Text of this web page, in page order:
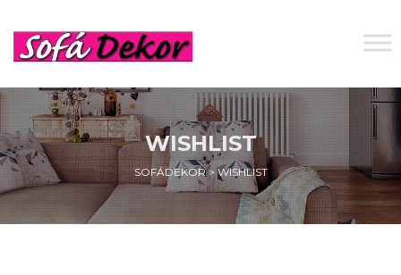
WISHLIST
SOFÁDEKOR>WISHLIST